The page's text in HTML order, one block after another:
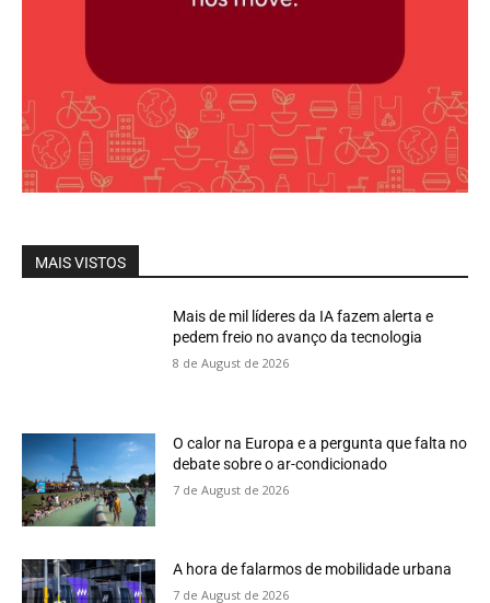
MAIS VISTOS
Mais de mil líderes da IA fazem alerta e
pedem freio no avanço da tecnologia
8 de August de 2026
O calor na Europa e a pergunta que falta no
debate sobre o ar-condicionado
7 de August de 2026
A hora de falarmos de mobilidade urbana
7 de August de 2026